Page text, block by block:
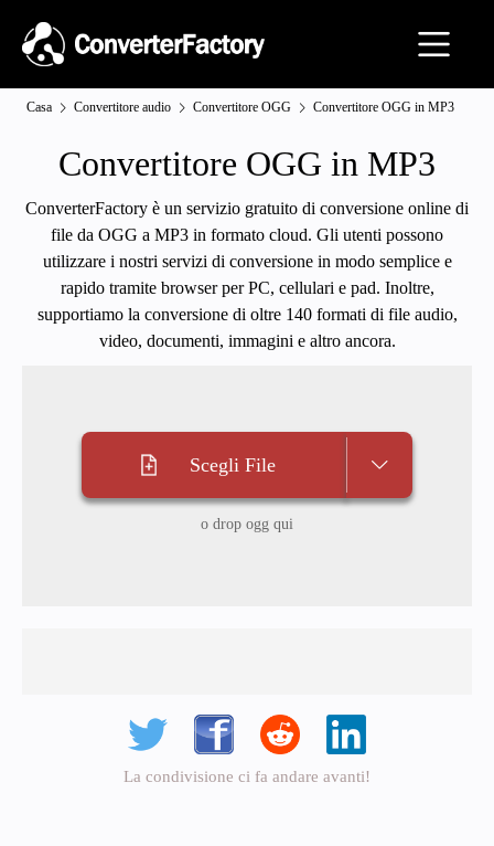
Casa Convertitore audio Convertitore OGG Convertitore OGG in MP3
Convertitore OGG in MP3
ConverterFactory è un servizio gratuito di conversione online di
file da OGG a MP3 in formato cloud. Gli utenti possono
utilizzare i nostri servizi di conversione in modo semplice e
rapido tramite browser per PC, cellulari e pad. Inoltre,
supportiamo la conversione di oltre 140 formati di file audio,
video, documenti, immagini e altro ancora.
Scegli File
o drop ogg qui
La condivisione ci fa andare avanti!